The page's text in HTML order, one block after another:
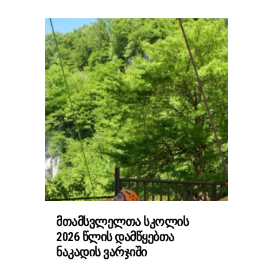
ᲛᲗᲐᲛᲡᲕᲚᲔᲚᲗᲐ ᲡᲙᲝᲚᲘᲡ
2026 ᲬᲚᲘᲡ ᲓᲐᲛᲬᲧᲔᲑᲗᲐ
ᲜᲐᲙᲐᲓᲘᲡ ᲕᲐᲠᲯᲘᲨᲘ